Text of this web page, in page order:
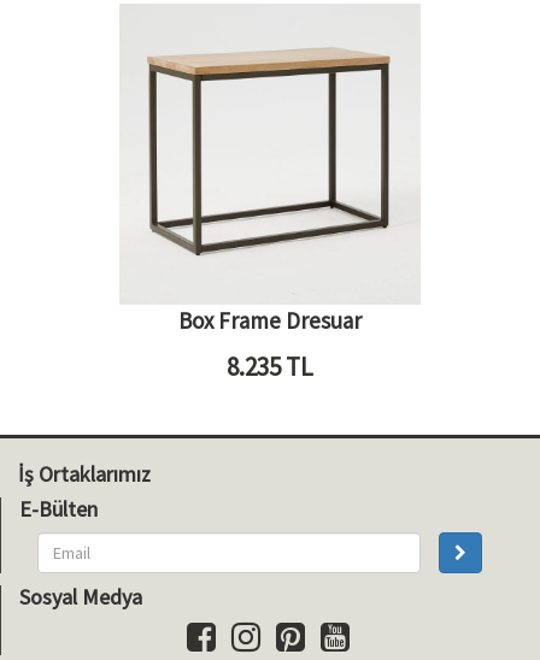
Box Frame Dresuar
8.235TL
İş Ortaklarımız
E-Bülten
Sosyal Medya